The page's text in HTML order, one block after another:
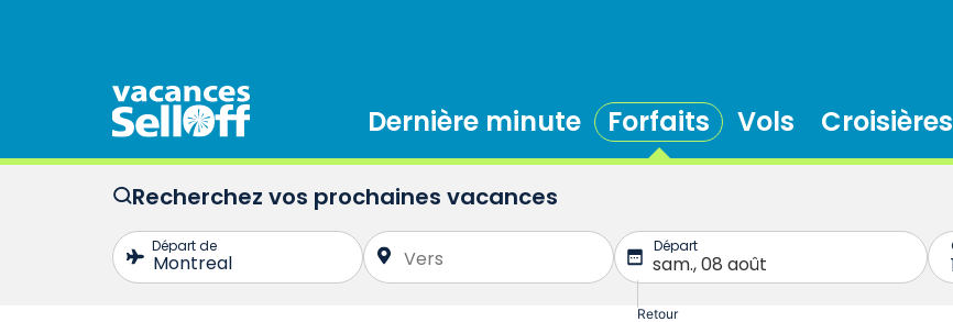
Dernière minute Forfaits Vols Croisières
Recherchez vos prochaines vacances